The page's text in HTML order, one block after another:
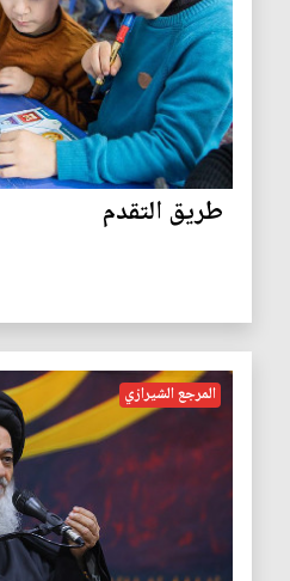
طريق التقدم
المرجع الشيرازي